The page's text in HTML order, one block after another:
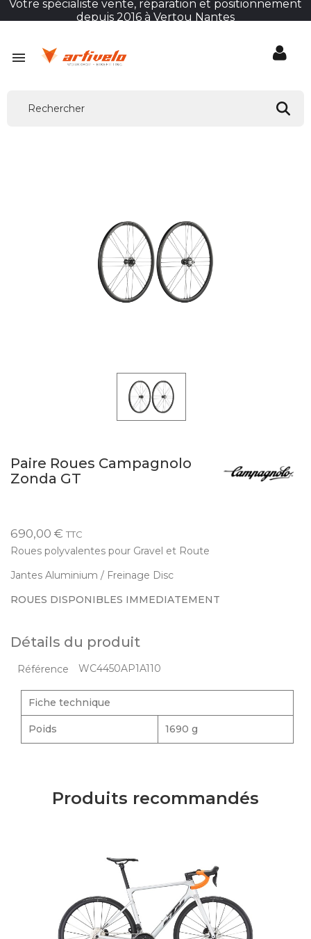
Votre spécialiste vente, réparation et positionnement
depuis 2016 à Vertou Nantes

Paire Roues Campagnolo
Zonda GT
690,00 € TTC
Roues polyvalentes pour Gravel et Route
Jantes Aluminium / Freinage Disc
ROUES DISPONIBLES IMMEDIATEMENT
Détails du produit
Référence WC4450AP1A110
Fiche technique
Poids 1690 g
Produits recommandés